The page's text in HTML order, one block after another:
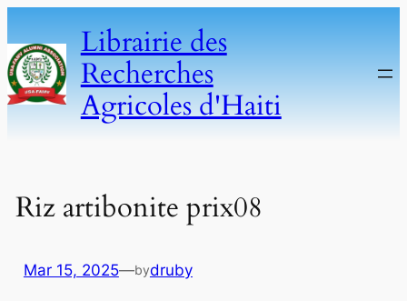
to
content
Librairie des
Recherches
Agricoles d'Haiti
Riz artibonite prix08
Mar 15, 2025—bydruby